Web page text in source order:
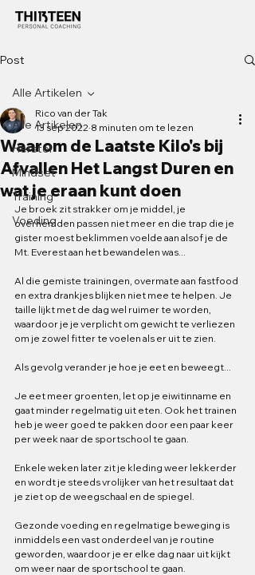
Post
Alle Artikelen
Herstel
Mindset
Training
Voeding
Alle Artikelen
Waarom de Laatste Kilo's bij
Afvallen Het Langst Duren en
wat je eraan kunt doen
Rico van der Tak
13 sep 2022 8 minuten om te lezen
Je broek zit strakker om je middel, je
overhemden passen niet meer en die trap die je
gister moest beklimmen voelde aan alsof je de
Mt. Everest aan het bewandelen was...
Al die gemiste trainingen, overmate aan fastfood
en extra drankjes blijken niet mee te helpen. Je
taille lijkt met de dag wel ruimer te worden,
waardoor je je verplicht om gewicht te verliezen
om je zowel fitter te voelen als er uit te zien.
Als gevolg verander je hoe je eet en beweegt...
Je eet meer groenten, let op je eiwitinname en
gaat minder regelmatig uit eten. Ook het trainen
heb je weer goed te pakken door een paar keer
per week naar de sportschool te gaan.
Enkele weken later zit je kleding weer lekkerder
en wordt je steeds vrolijker van het resultaat dat
je ziet op de weegschaal en de spiegel.
Gezonde voeding en regelmatige beweging is
inmiddels een vast onderdeel van je routine
geworden, waardoor je er elke dag naar uit kijkt
om weer naar de sportschool te gaan.